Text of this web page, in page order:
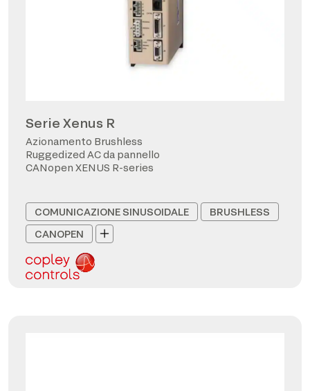
Serie Xenus R
Azionamento Brushless
Ruggedized AC da pannello
CANopen XENUS R-series
COMUNICAZIONE SINUSOIDALE
BRUSHLESS
CANOPEN